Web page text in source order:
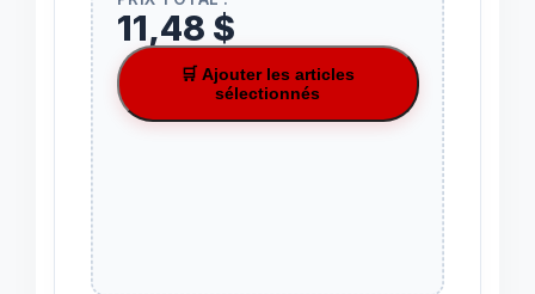
11,48 $
🛒 Ajouter les articles
sélectionnés